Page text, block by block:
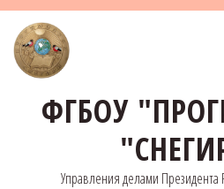
ФГБОУ
Управления делами Президента